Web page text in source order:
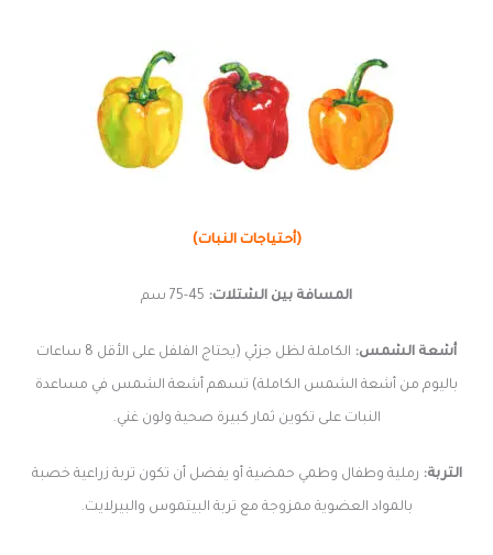
(أحتياجات النبات)
المسافة بين الشتلات:
أشعة الشمس: الكاملة لظل جزئي (يحتاج الفلفل على الأقل 8 ساعات
باليوم من أشعة الشمس الكاملة) تسهم أشعة الشمس في مساعدة
النبات على تكوين ثمار كبيرة صحية ولون غني.
التربة: رملية وطفال وطمي حمضية أو يفضل أن تكون تربة زراعية خصبة
بالمواد العضوية ممزوجة مع تربة البيتموس والبيرلايت.